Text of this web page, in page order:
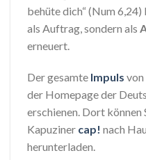
behüte dich“ (Num
als Auftrag, sondern als
erneuert.
Der gesamte Impuls
der Homepage der
erschienen. Dort können
Kapuziner cap! nach
herunterladen.